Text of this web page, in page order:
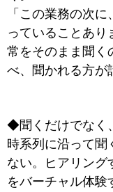
「この業務の次
っていることあり
常をそのまま聞く
べ、聞かれる方が
◆聞くだけでなく
時系列に沿って聞
ない。ヒアリング
をバーチャル体験